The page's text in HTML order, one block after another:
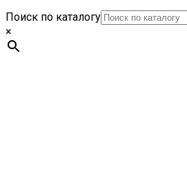
Поиск по каталогу
×